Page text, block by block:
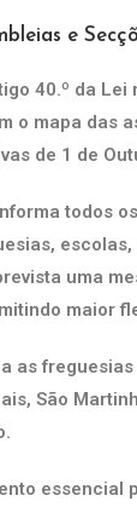
e
40.º da
o mapa das
de 1 de
todos
uma
maior
as
São